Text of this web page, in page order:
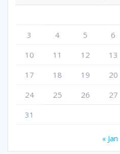
3
4 5 6
10
11 12 13
17
18 19 20
24
25 26 27
31
« Jan